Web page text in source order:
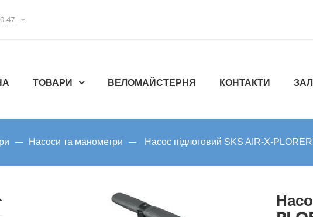
47
ТОВАРИ ВЕЛОМАЙСТЕРНЯ КОНТАКТИ
Насоси та манометри Насос підлоговий SKS AIR-X-